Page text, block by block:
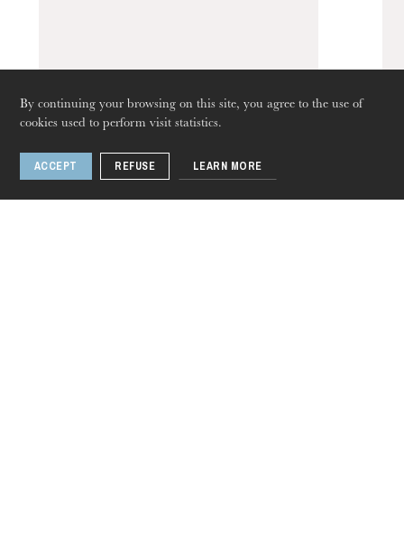
By continuing your browsing on this site, you agree to the use of
cookies used to perform visit statistics.
ACCEPT REFUSE LEARN MORE